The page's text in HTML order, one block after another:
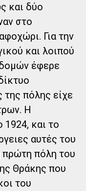
και δύο
στο
Για την
και λοιπού
έφερε
πόλης είχε
Η
1924, και το
αυτές του
πρώτη πόλη του
Θράκης που
του